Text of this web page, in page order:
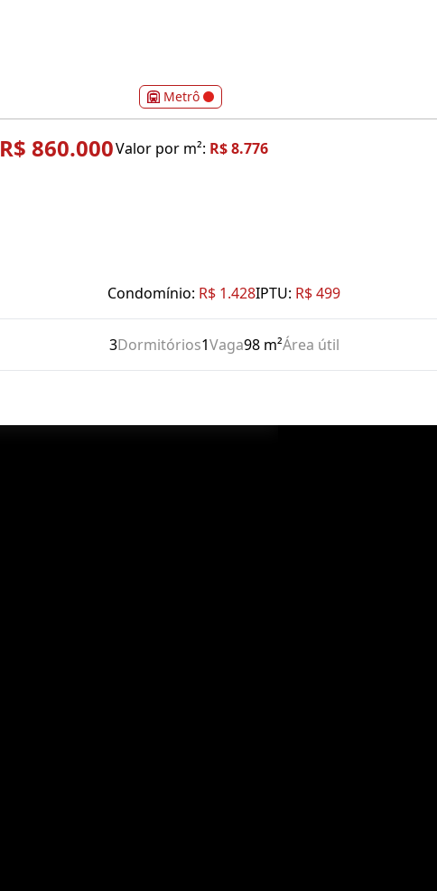
Metrô
R$ 860.000Valor por m²: R$ 8.776
Condomínio: R$ 1.428IPTU: R$ 499
3Dormitórios1Vaga98 m²Área útil